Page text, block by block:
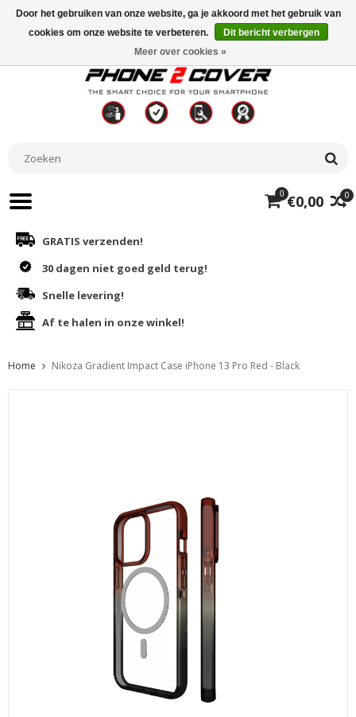
0
0 €0,00
GRATIS verzenden!
30 dagen niet goed geld terug!
Snelle levering!
Af te halen in onze winkel!
Home Nikoza Gradient Impact Case iPhone 13 Pro Red - Black
Door het gebruiken van onze website, ga je akkoord met het gebruik van
cookies om onze website te verbeteren.
Dit bericht verbergen
Meer over cookies »